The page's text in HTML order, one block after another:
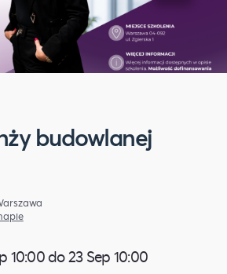
budowlanej
10:00 do 23 Sep 10:00